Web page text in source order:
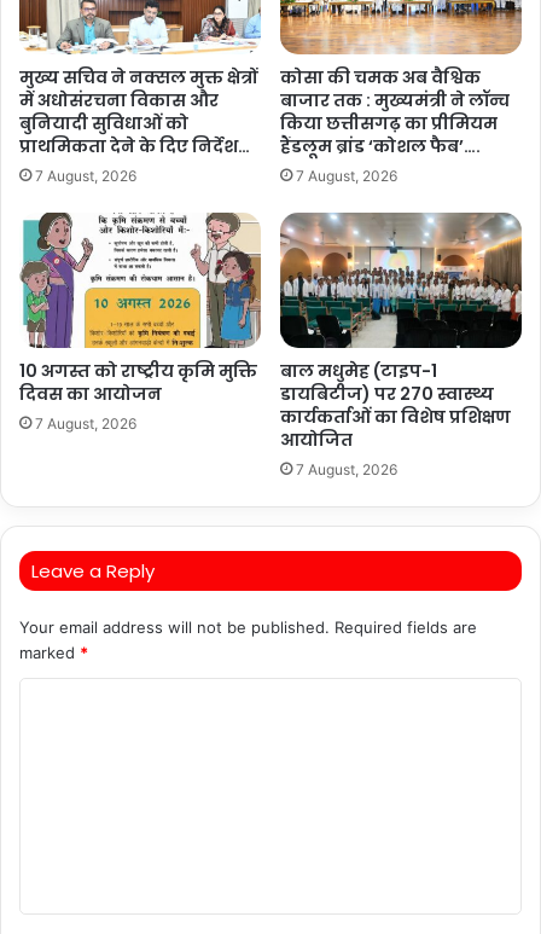
मुख्य सचिव ने नक्सल मुक्त क्षेत्रों
में अधोसंरचना विकास और
बुनियादी सुविधाओं को
प्राथमिकता देने के दिए निर्देश…
7 August, 2026
कोसा की चमक अब वैश्विक
बाजार तक : मुख्यमंत्री ने लॉन्च
किया छत्तीसगढ़ का प्रीमियम
हैंडलूम ब्रांड ‘कोशल फैब’….
7 August, 2026
10 अगस्त को राष्ट्रीय कृमि मुक्ति
दिवस का आयोजन
7 August, 2026
बाल मधुमेह (टाइप-1
डायबिटीज) पर 270 स्वास्थ्य
कार्यकर्ताओं का विशेष प्रशिक्षण
आयोजित
7 August, 2026
Leave a Reply
Your email address will not be published. Required fields are
marked *
t